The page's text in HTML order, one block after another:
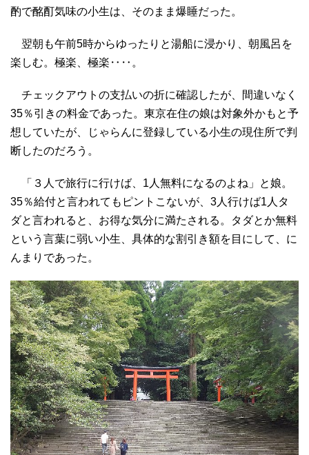
酌で酩酊気味の小生は、そのまま爆睡だった。
翌朝も午前5時からゆったりと湯船に浸かり、朝風呂を
楽しむ。極楽、極楽‥‥。
チェックアウトの支払いの折に確認したが、間違いなく
35％引きの料金であった。東京在住の娘は対象外かもと予
想していたが、じゃらんに登録している小生の現住所で判
断したのだろう。
「３人で旅行に行けば、1人無料になるのよね」と娘。
35％給付と言われてもピントこないが、3人行けば1人タ
ダと言われると、お得な気分に満たされる。タダとか無料
という言葉に弱い小生、具体的な割引き額を目にして、に
んまりであった。